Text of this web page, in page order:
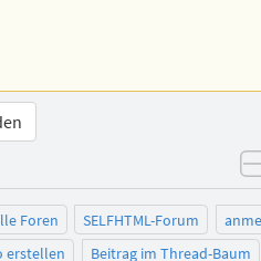
Foren SELFHTML-Forum
erstellen
Beitrag im Thread-Baum